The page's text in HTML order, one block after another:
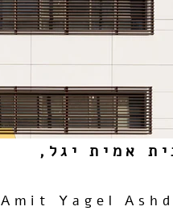
Amit Yagel
אמית יגל,